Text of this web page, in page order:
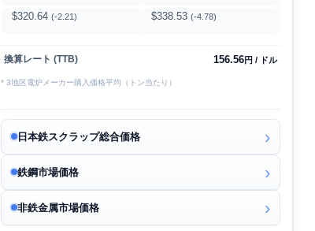
$320.64 (-2.21) $338.53 (-4.78)
換算レート (TTB) 156.56円 / ドル
* 3地区電炉メーカー購入価格平均（トン当たり）
日本鉄スクラップ総合価格
鉄鋼市場価格
非鉄金属市場価格